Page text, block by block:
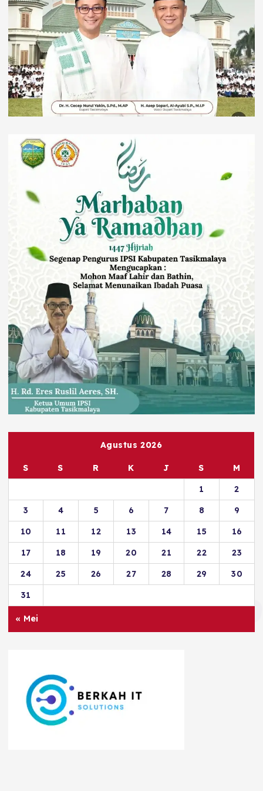
Agustus 2026
S S R K J S
M
1
2
3
4 5 6 7 8
9
10
11 12 13 14 15
16
17
18 19 20 21 22
23
24
25 26 27 28 29
30
31
« Mei